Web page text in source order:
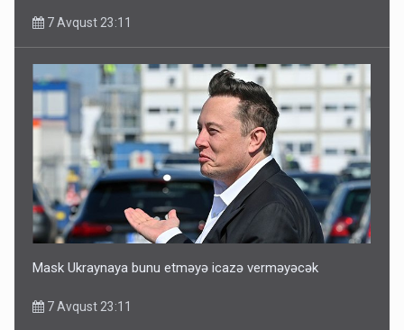
7 Avqust 23:11
Mask Ukraynaya bunu etməyə icazə verməyəcək
7 Avqust 23:11